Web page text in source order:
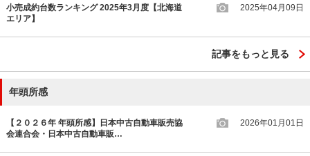
小売成約台数ランキング 2025年3月度【北海道
エリア】
2025年04月09日
記事をもっと見る
年頭所感
【２０２６年 年頭所感】日本中古自動車販売協
会連合会・日本中古自動車販…
2026年01月01日